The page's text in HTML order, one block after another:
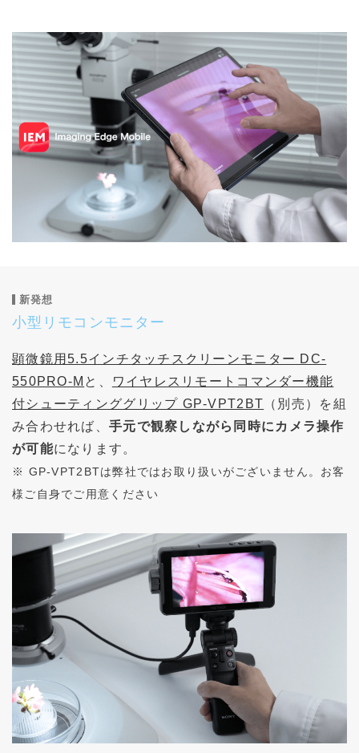
新発想
小型リモコンモニター
顕微鏡用5.5インチタッチスクリーンモニター DC-
550PRO-M と、
ワイヤレスリモートコマンダー機能
付シューティンググリップ GP-VPT2BT （別売）を組
み合わせれば、 手元で観察しながら同時にカメラ操作
が可能になります。
※ GP-VPT2BTは弊社ではお取り扱いがございません。お客
様ご自身でご用意ください